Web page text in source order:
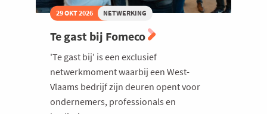
29 OKT 2026 NETWERKING
Te gast bij Fomeco
'Te gast bij' is een exclusief
netwerkmoment waarbij een West-
Vlaams bedrijf zijn deuren opent voor
ondernemers, professionals en